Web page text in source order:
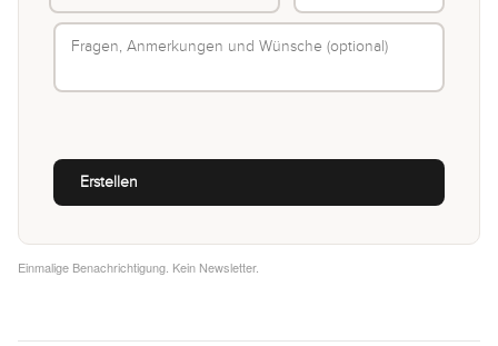
Einmalige Benachrichtigung. Kein Newsletter.